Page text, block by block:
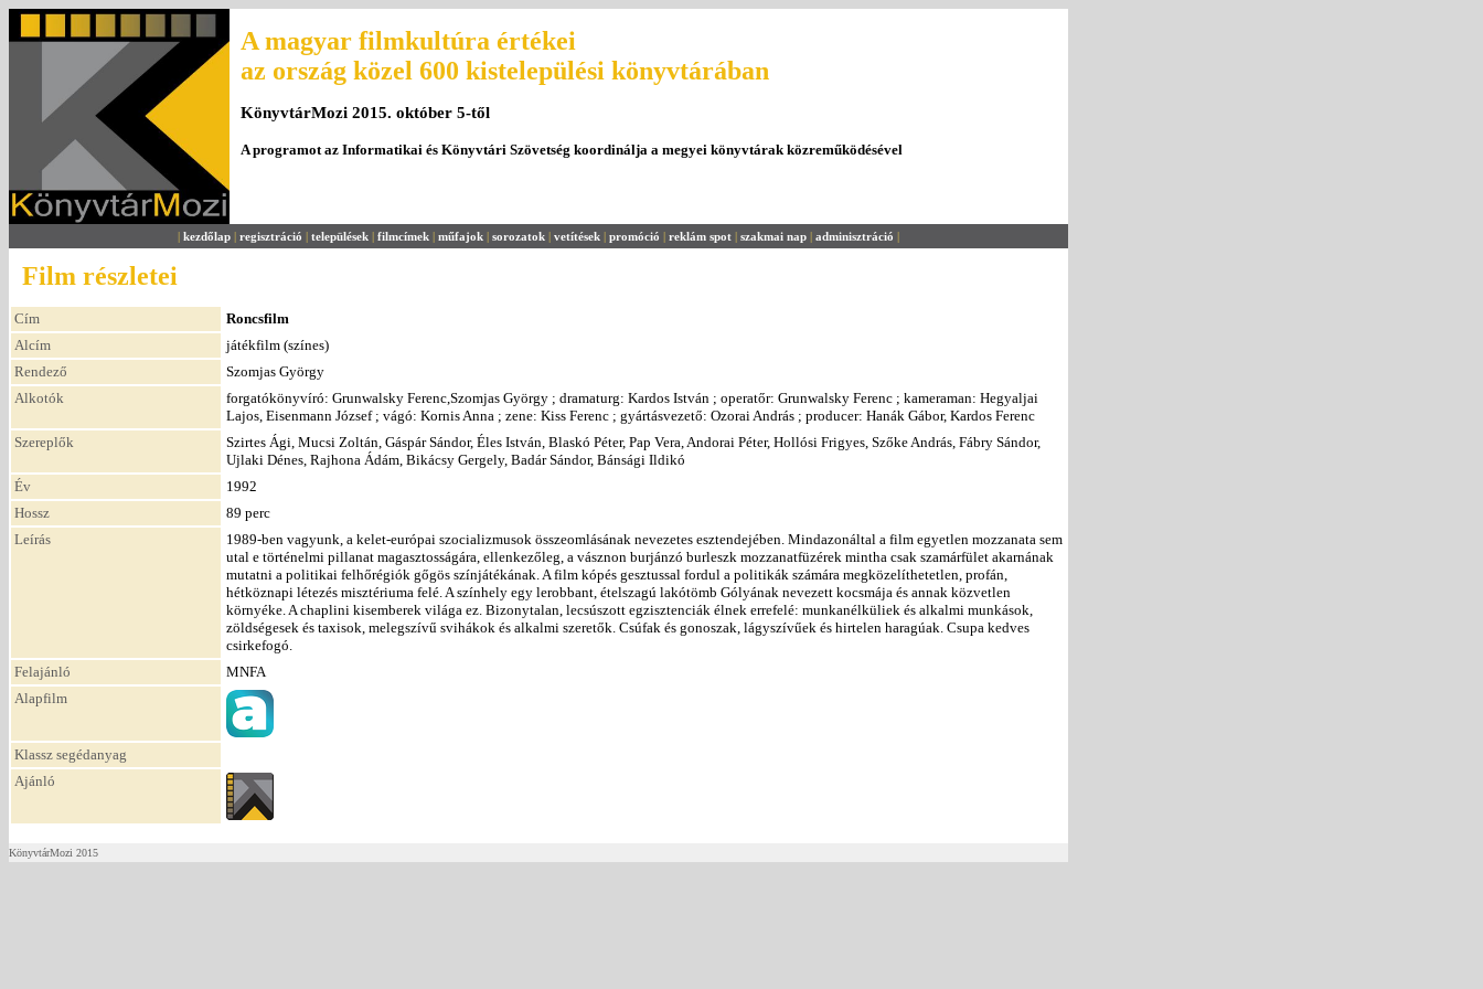
A magyar filmkultúra értékei
az ország közel 600 kistelepülési könyvtárában
KönyvtárMozi 2015. október 5-től
A programot az Informatikai és Könyvtári Szövetség koordinálja a megyei könyvtárak közreműködésével
| kezdőlap | regisztráció | települések | filmcímek | műfajok | sorozatok | vetítések | promóció | reklám spot | szakmai nap | adminisztráció |
Film részletei
Cím
Roncsfilm
Alcím
játékfilm (színes)
Rendező
Szomjas György
Alkotók
forgatókönyvíró: Grunwalsky Ferenc,Szomjas György ; dramaturg: Kardos István ; operatőr: Grunwalsky Ferenc ; kameraman: Hegyaljai
Lajos, Eisenmann József ; vágó: Kornis Anna ; zene: Kiss Ferenc ; gyártásvezető: Ozorai András ; producer: Hanák Gábor, Kardos Ferenc
Szereplők
Szirtes Ági, Mucsi Zoltán, Gáspár Sándor, Éles István, Blaskó Péter, Pap Vera, Andorai Péter, Hollósi Frigyes, Szőke András, Fábry Sándor,
Ujlaki Dénes, Rajhona Ádám, Bikácsy Gergely, Badár Sándor, Bánsági Ildikó
Év
1992
Hossz
89 perc
Leírás
1989-ben vagyunk, a kelet-európai szocializmusok összeomlásának nevezetes esztendejében. Mindazonáltal a film egyetlen mozzanata sem
utal e történelmi pillanat magasztosságára, ellenkezőleg, a vásznon burjánzó burleszk mozzanatfüzérek mintha csak szamárfület akarnának
mutatni a politikai felhőrégiók gőgös színjátékának. A film kópés gesztussal fordul a politikák számára megközelíthetetlen, profán,
hétköznapi létezés misztériuma felé. A színhely egy lerobbant, ételszagú lakótömb Gólyának nevezett kocsmája és annak közvetlen
környéke. A chaplini kisemberek világa ez. Bizonytalan, lecsúszott egzisztenciák élnek errefelé: munkanélküliek és alkalmi munkások,
zöldségesek és taxisok, melegszívű svihákok és alkalmi szeretők. Csúfak és gonoszak, lágyszívűek és hirtelen haragúak. Csupa kedves
csirkefogó.
Felajánló
MNFA
Alapfilm
Klassz segédanyag
Ajánló
KönyvtárMozi 2015